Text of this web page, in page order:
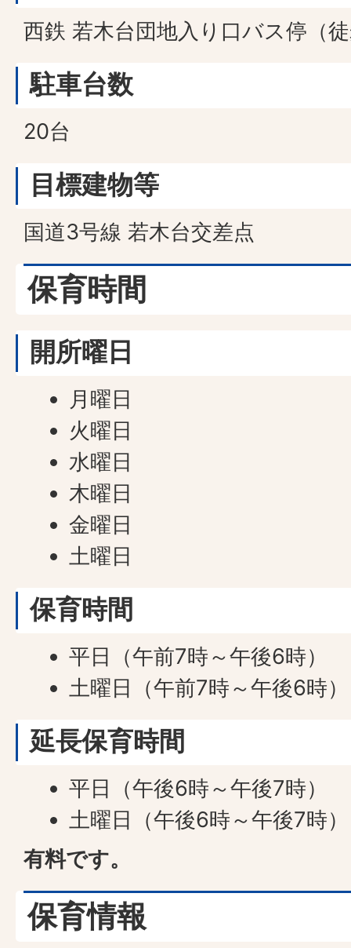
西鉄 若木台団地入り口バス停（
駐車台数
20台
目標建物等
国道3号線 若木台交差点
保育時間
開所曜日
月曜日
火曜日
水曜日
木曜日
金曜日
土曜日
保育時間
平日（午前7時～午後6時）
土曜日（午前7時～午後6時）
延長保育時間
平日（午後6時～午後7時）
土曜日（午後6時～午後7時）
有料です。
保育情報